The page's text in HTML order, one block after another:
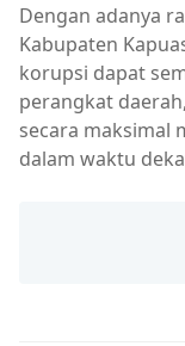
Dengan adanya
Kabupaten
korupsi dapat
perangkat
secara maksimal
dalam waktu